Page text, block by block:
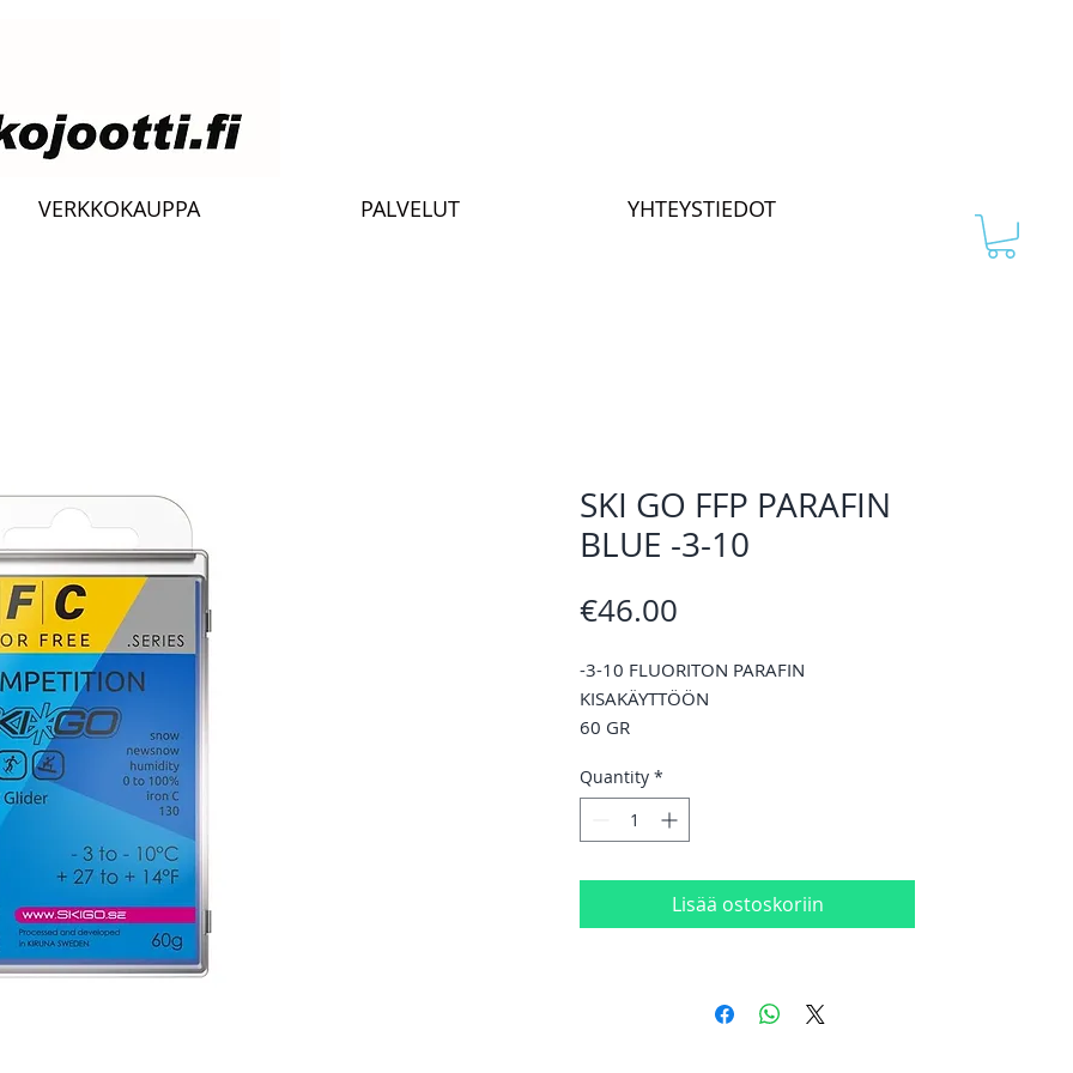
VERKKOKAUPPA PALVELUT YHTEYSTIEDOT
SKI GO FFP PARAFIN
BLUE -3-10
€46.00
-3-10 FLUORITON PARAFIN
KISAKÄYTTÖÖN
60 GR
Quantity *
Lisää ostoskoriin